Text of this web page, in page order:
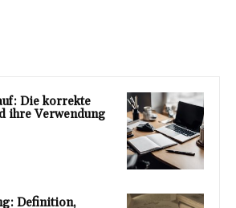
Die korrekte
ihre Verwendung
Definition,